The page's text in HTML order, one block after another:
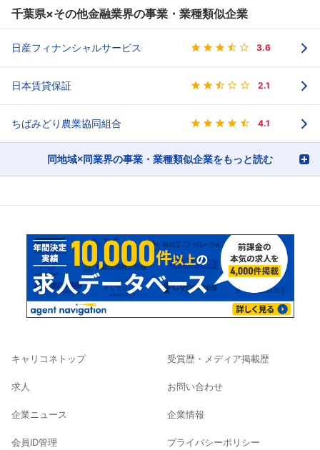
千葉県×その他金融業界の事業・業種類似企業
日産フィナンシャルサービス 3.6
日本賃貸保証 2.1
ちばみどり農業協同組合 4.1
同地域×同業界の事業・業種類似企業をもっと読む
キャリコネトップ
求人
企業ニュース
会員ID管理
受賞歴・メディア掲載歴
お問い合わせ
企業情報
プライバシーポリシー